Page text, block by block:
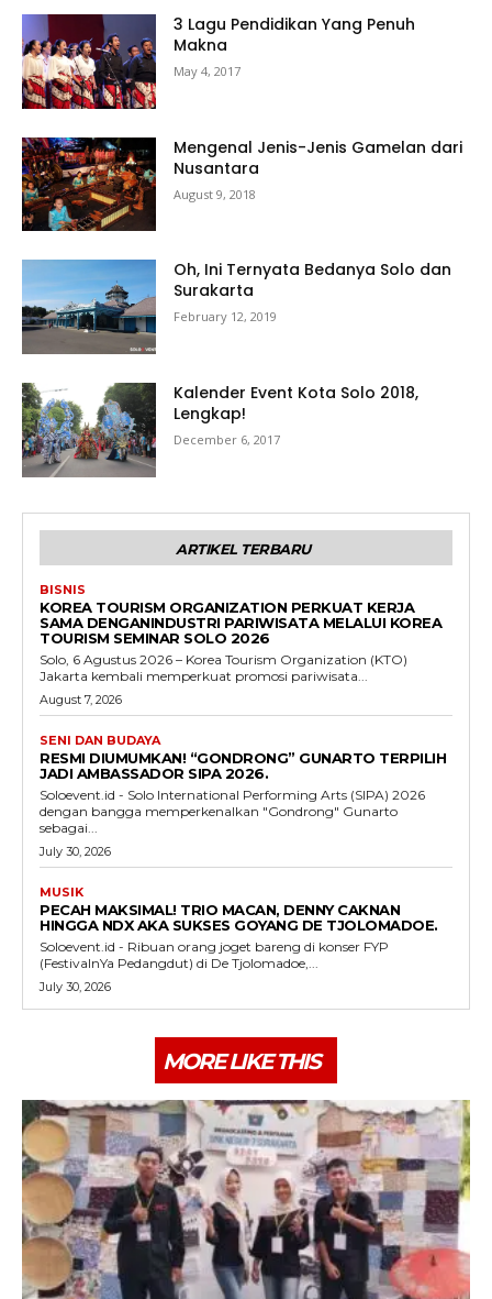
3 Lagu Pendidikan Yang Penuh
Makna
May 4, 2017
Mengenal Jenis-Jenis Gamelan dari
Nusantara
August 9, 2018
Oh, Ini Ternyata Bedanya Solo dan
Surakarta
February 12, 2019
Kalender Event Kota Solo 2018,
Lengkap!
December 6, 2017
ARTIKEL TERBARU
BISNIS
KOREA TOURISM ORGANIZATION PERKUAT KERJA
SAMA DENGANINDUSTRI PARIWISATA MELALUI KOREA
TOURISM SEMINAR SOLO 2026
Solo, 6 Agustus 2026 – Korea Tourism Organization (KTO)
Jakarta kembali memperkuat promosi pariwisata...
August 7, 2026
SENI DAN BUDAYA
RESMI DIUMUMKAN! “GONDRONG” GUNARTO TERPILIH
JADI AMBASSADOR SIPA 2026.
Soloevent.id - Solo International Performing Arts (SIPA) 2026
dengan bangga memperkenalkan "Gondrong" Gunarto
sebagai...
July 30, 2026
MUSIK
PECAH MAKSIMAL! TRIO MACAN, DENNY CAKNAN
HINGGA NDX AKA SUKSES GOYANG DE TJOLOMADOE.
Soloevent.id - Ribuan orang joget bareng di konser FYP
(FestivalnYa Pedangdut) di De Tjolomadoe,...
July 30, 2026
MORE LIKE THIS